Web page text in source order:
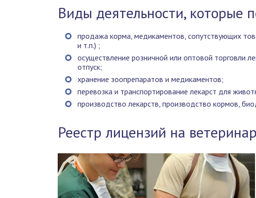
Виды деятельности, которые
продажа корма, медикаментов, сопутствующих
и т.п.) ;
осуществление розничной или оптовой торговли
отпуск;
хранение зоопрепаратов и медикаментов;
перевозка и транспортирование лекарст для
производство лекарств, производство кормов,
Реестр лицензий на